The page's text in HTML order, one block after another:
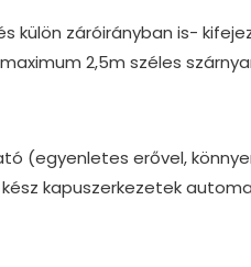
záróirányban is-
2,5m széles
(egyenletes erővel,
kapuszerkezetek